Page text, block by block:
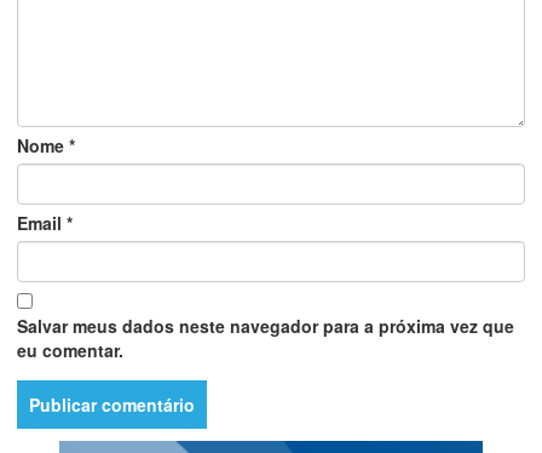
Nome *
Email *
Salvar meus dados neste navegador para a próxima vez que
eu comentar.